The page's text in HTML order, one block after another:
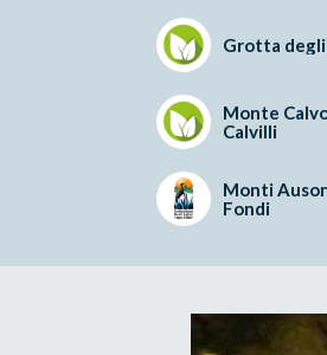
Grotta degli
Monte
Calvilli
Monti
Fondi